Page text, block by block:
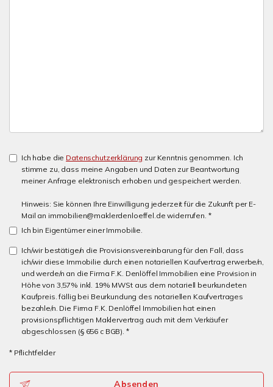
Ich habe die Datenschutzerklärung zur Kenntnis genommen. Ich
stimme zu, dass meine Angaben und Daten zur Beantwortung
meiner Anfrage elektronisch erhoben und gespeichert werden.
Hinweis: Sie können Ihre Einwilligung jederzeit für die Zukunft per E-
Mail an immobilien@maklerdenloeffel.de widerrufen. *
Ich bin Eigentümer einer Immobilie.
Ich/wir bestätige/n die Provisionsvereinbarung für den Fall, dass
ich/wir diese Immobilie durch einen notariellen Kaufvertrag erwerbe/n,
und werde/n an die Firma F.K. Denlöffel Immobilien eine Provision in
Höhe von 3,57% inkl. 19% MWSt aus dem notariell beurkundeten
Kaufpreis. fällig bei Beurkundung des notariellen Kaufvertrages
bezahle/n. Die Firma F.K. Denlöffel Immobilien hat einen
provisionspflichtigen Maklervertrag auch mit dem Verkäufer
abgeschlossen (§ 656 c BGB). *
* Pflichtfelder
Absenden